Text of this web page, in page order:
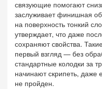
связующие помогают
заслуживает финишная
на поверхность тонкий
утверждает, что даже
сохраняют свойства.
первый взгляд — без
стандартные колодки за
начинают скрипеть, даже
не пройден.